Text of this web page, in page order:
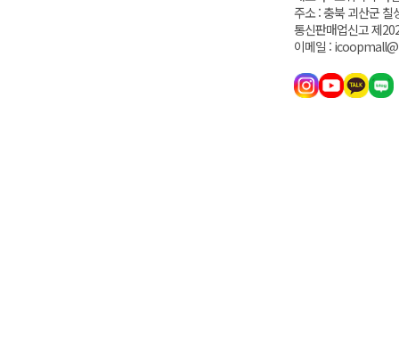
주소 : 충북 괴산군 칠
통신판매업신고 제
이메일 :